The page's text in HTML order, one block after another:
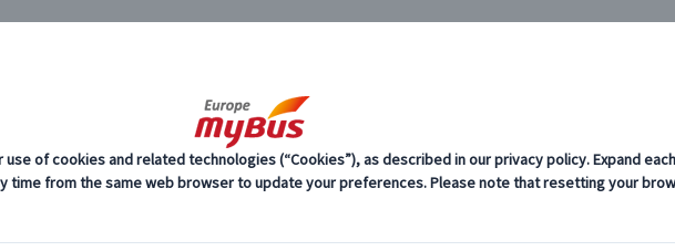
ヨーロッパ周遊旅行『ランドクルーズ』 (59) 【10％OFF
センブルクとドイツ・ロマンチック街道7日間（パリ発ミ